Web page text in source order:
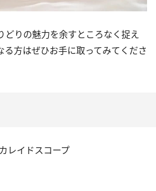
りの魅力を余すところなく捉え
る方はぜひお手に取ってみてくださ
レイドスコープ